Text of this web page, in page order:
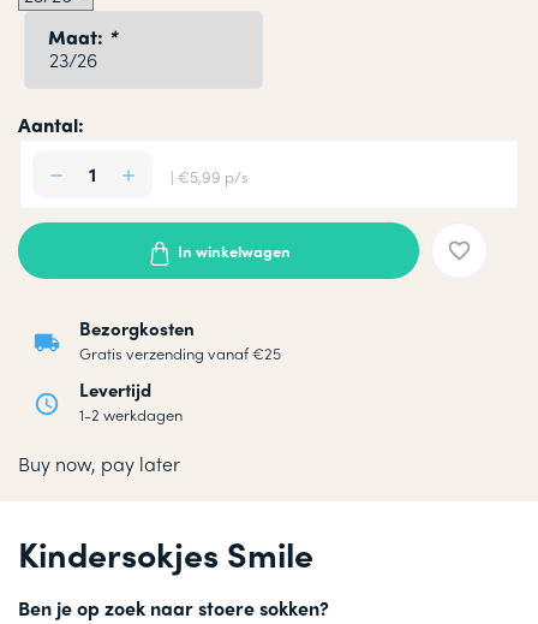
Maat: *
Aantal:
| €5,99 p/s
Bezorgkosten
Gratis verzending vanaf €25
Levertijd
1-2 werkdagen
In winkelwagen
Buy now, pay later
Kindersokjes Smile
Ben je op zoek naar stoere sokken?